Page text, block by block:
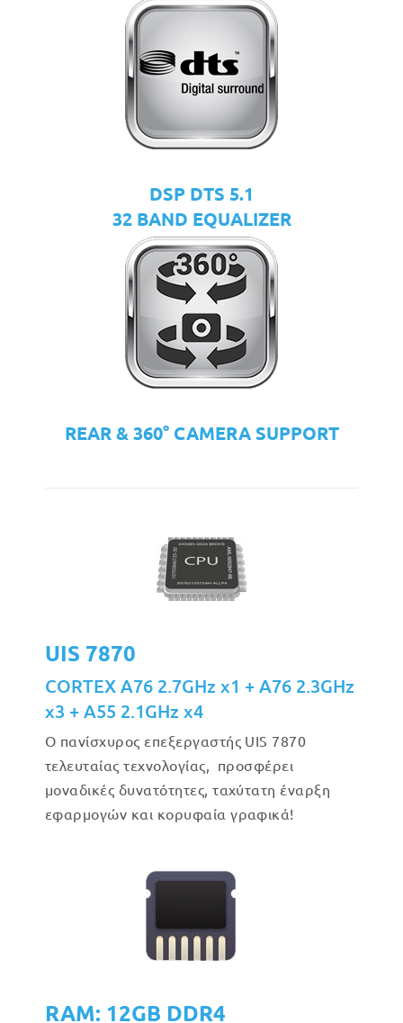
DSP DTS 5.1
32 BAND EQUALIZER
REAR & 360° CAMERA SUPPORT
UIS 7870
CORTEX A76 2.7GHz x1 + A76 2.3GHz
x3 + A55 2.1GHz x4
Ο πανίσχυρος επεξεργαστής UIS 7870
τελευταίας τεχνολογίας, προσφέρει
μοναδικές δυνατότητες, ταχύτατη έναρξη
εφαρμογών και κορυφαία γραφικά!
RAM: 12GB DDR4